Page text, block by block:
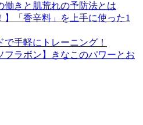
働きと肌荒れの予防法とは
】「香辛料」を上手に使った1
で手軽にトレーニング！
フラボン】きなこのパワーとお